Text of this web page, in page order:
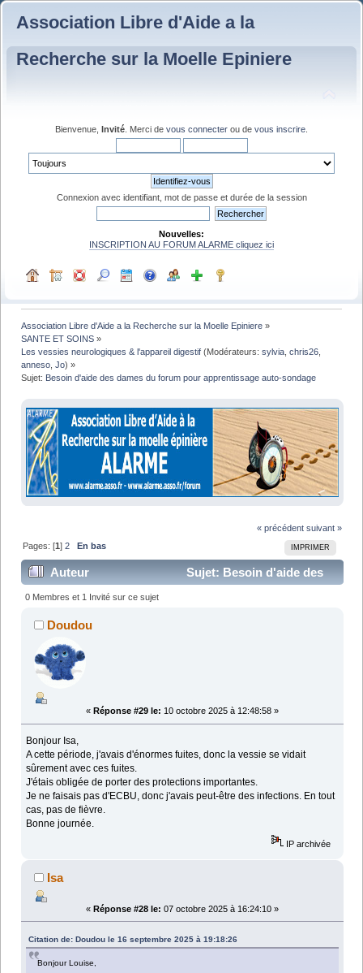
Association Libre d'Aide a la
Recherche sur la Moelle Epiniere
Bienvenue, Invité . Merci de vous connecter ou de vous inscrire
Connexion avec identifiant, mot de passe et durée de la session
Nouvelles:
INSCRIPTION AU FORUM ALARME cliquez ici
Association Libre d'Aide a la Recherche sur la Moelle Epiniere »
SANTE ET SOINS »
Les vessies neurologiques & l'appareil digestif (Modérateurs:sylvia ,chris26
anneso ,Jo) »
Sujet: Besoin d'aide des dames du forum pour apprentissage auto-sondage
« précédent suivant »
IMPRIMER
Pages: [1]2 En bas
Auteur
Sujet: Besoin d'aide des
dames du forum pour apprentissage auto-sondage
(Lu 42771 fois)
0 Membres et 1 Invité sur ce sujet
Doudou
« Réponse #29 le: 10 octobre 2025 à 12:48:58 »
Bonjour Isa,
A cette période, j'avais d'énormes fuites, donc la vessie se vidait
sûrement avec ces fuites.
J'étais obligée de porter des protections importantes.
Je ne faisais pas d'ECBU, donc j'avais peut-être des infections. En tout
cas, pas de fièvre.
Bonne journée.
IP archivée
Isa
« Réponse #28 le: 07 octobre 2025 à 16:24:10 »
Citation de: Doudou le 16 septembre 2025 à 19:18:26
Bonjour Louise,